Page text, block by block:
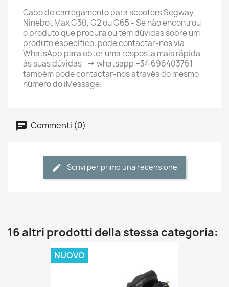
Cabo de carregamento para scooters Segway
Ninebot Max G30, G2 ou G65 - Se não encontrou
o produto que procura ou tem dúvidas sobre um
produto específico, pode contactar-nos via
WhatsApp para obter uma resposta mais rápida
às suas dúvidas --> whatsapp +34 696403761 -
também pode contactar-nos através do mesmo
número do iMessage.
Commenti (0)
Scrivi per primo una recensione
16 altri prodotti della stessa categoria:
NUOVO